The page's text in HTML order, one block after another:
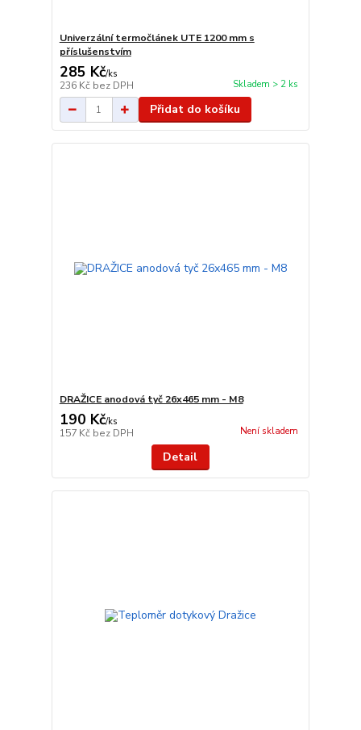
Univerzální termočlánek UTE 1200 mm s
příslušenstvím
285 Kč/ks
236 Kč bez DPH Skladem > 2 ks
Přidat do košíku
DRAŽICE anodová tyč 26x465 mm - M8
190 Kč/ks
157 Kč bez DPH Není skladem
Detail